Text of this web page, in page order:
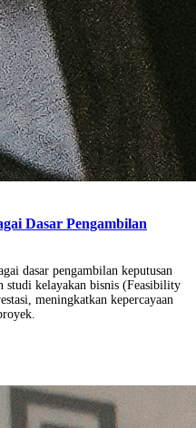
Dasar Pengambilan
dasar pengambilan keputusan
studi kelayakan bisnis (Feasibility
meningkatkan kepercayaan